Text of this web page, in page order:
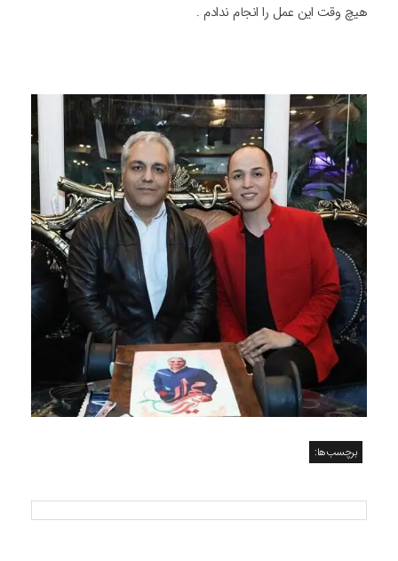
هیچ وقت این عمل را انجام ندادم .
برچسب‌ها: